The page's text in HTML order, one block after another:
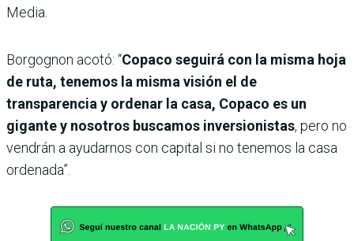
Media.
Borgognon acotó: “Copaco seguirá con la misma hoja
de ruta, tenemos la misma visión el de
transparencia y ordenar la casa, Copaco es un
gigante y nosotros buscamos inversionistas, pero no
vendrán a ayudarnos con capital si no tenemos la casa
ordenada”.